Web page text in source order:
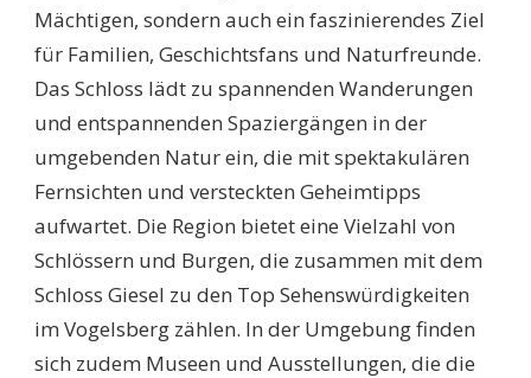
Mächtigen, sondern auch ein faszinierendes Ziel
für Familien, Geschichtsfans und Naturfreunde.
Das Schloss lädt zu spannenden Wanderungen
und entspannenden Spaziergängen in der
umgebenden Natur ein, die mit spektakulären
Fernsichten und versteckten Geheimtipps
aufwartet. Die Region bietet eine Vielzahl von
Schlössern und Burgen, die zusammen mit dem
Schloss Giesel zu den Top Sehenswürdigkeiten
im Vogelsberg zählen. In der Umgebung finden
sich zudem Museen und Ausstellungen, die die